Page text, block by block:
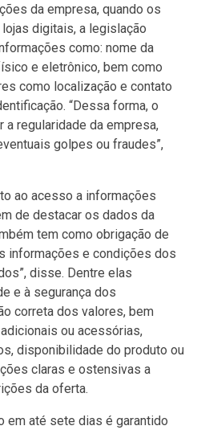
da empresa, quando os
digitais, a legislação
como: nome da
e eletrônico, bem como
como localização e contato
“Dessa forma, o
regularidade da empresa,
golpes ou fraudes”,
ao acesso a informações
de destacar os dados da
tem como obrigação de
informações e condições dos
disse. Dentre elas
e à segurança dos
correta dos valores, bem
ou acessórias,
disponibilidade do produto ou
claras e ostensivas a
da oferta.
em até sete dias é garantido